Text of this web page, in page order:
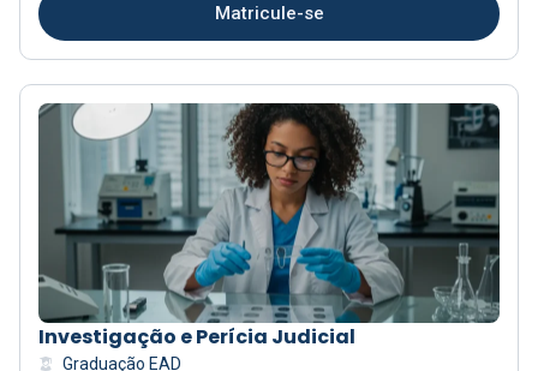
Matricule-se
Investigação e Perícia Judicial
Graduação EAD